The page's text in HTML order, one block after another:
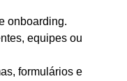
onboarding.
equipes ou
formulários e